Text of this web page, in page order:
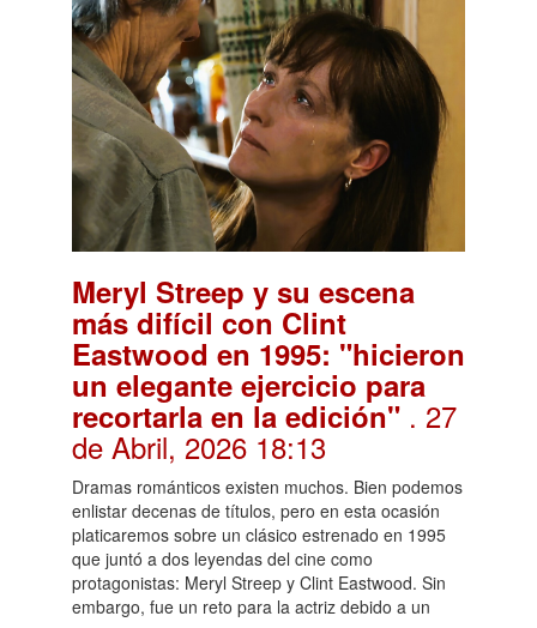
Meryl Streep y su escena
más difícil con Clint
Eastwood en 1995: "hicieron
un elegante ejercicio para
recortarla en la edición" . 27
de Abril, 2026 18:13
Dramas románticos existen muchos. Bien podemos
enlistar decenas de títulos, pero en esta ocasión
platicaremos sobre un clásico estrenado en 1995
que juntó a dos leyendas del cine como
protagonistas: Meryl Streep y Clint Eastwood. Sin
embargo, fue un reto para la actriz debido a un